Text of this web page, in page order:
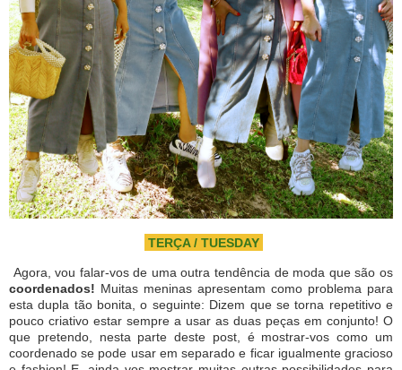
TERÇA / TUESDAY
Agora, vou falar-vos de uma outra tendência de moda que são os
coordenados! Muitas meninas apresentam como problema para
esta dupla tão bonita, o seguinte: Dizem que se torna repetitivo e
pouco criativo estar sempre a usar as duas peças em conjunto! O
que pretendo, nesta parte deste post, é mostrar-vos como um
coordenado se pode usar em separado e ficar igualmente gracioso